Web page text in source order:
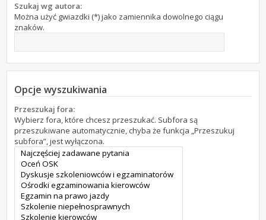
Szukaj wg autora:
Można użyć gwiazdki (*) jako zamiennika dowolnego ciągu
znaków.
Opcje wyszukiwania
Przeszukaj fora:
Wybierz fora, które chcesz przeszukać. Subfora są
przeszukiwane automatycznie, chyba że funkcja „Przeszukuj
subfora”, jest wyłączona.